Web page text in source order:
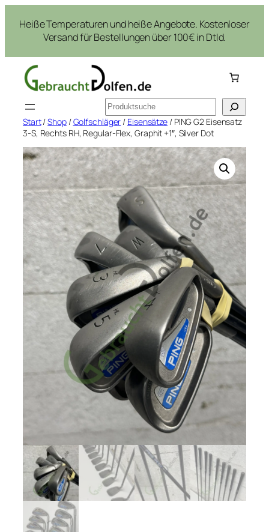
Inhalt
springen
Heiße Temperaturen und heiße Angebote. Kostenloser
Versand für Bestellungen über 100€ in Dtld.
Suchen
Start/Shop/Golfschläger / Eisensätze / PING G2 Eisensatz
3-S, Rechts RH, Regular-Flex, Graphit +1″, Silver Dot